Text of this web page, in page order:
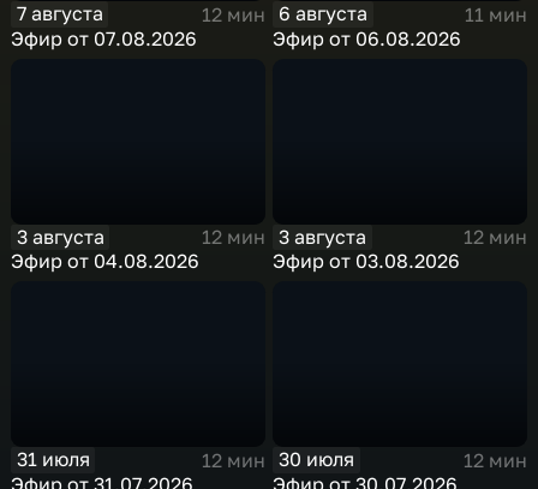
7 августа
12 мин
Эфир от 07.08.2026
6 августа
11 мин
Эфир от 06.08.2026
3 августа
12 мин
Эфир от 04.08.2026
3 августа
12 мин
Эфир от 03.08.2026
31 июля
12 мин
Эфир от 31.07.2026
30 июля
12 мин
Эфир от 30.07.2026